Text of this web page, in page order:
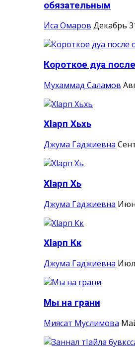
обязательным
Иса Омаров Декабрь
Короткое дуа
Мухаммад Саламов
Хlарп Хьхь
Джума Гаджиевна
Хlарп Хь
Джума Гаджиевна
Хlарп Кк
Джума Гаджиевна
Мы на грани
Миясат Муслимова